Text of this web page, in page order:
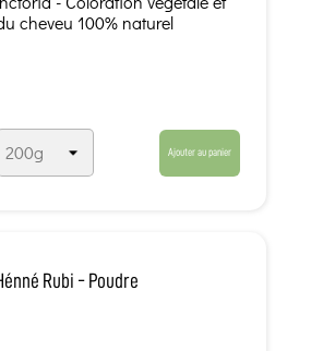
cheveu 100% naturel
Ajouter au panier
Rubi - Poudre